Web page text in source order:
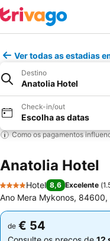
Ver todas as estadias
Destino
Anatolia Hotel
Check-in/out
Escolha as datas
Como os pagamentos
Anatolia Hotel
4 Estrelas
Hotel 8,6 Excelente (
Ano Mera Μykonos, 84600,
de € 54
Consulte os preços de 12
de € 54